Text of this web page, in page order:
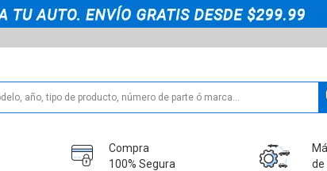
Compra
100% Segura
de